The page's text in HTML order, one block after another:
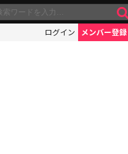
ログイン メンバー登録